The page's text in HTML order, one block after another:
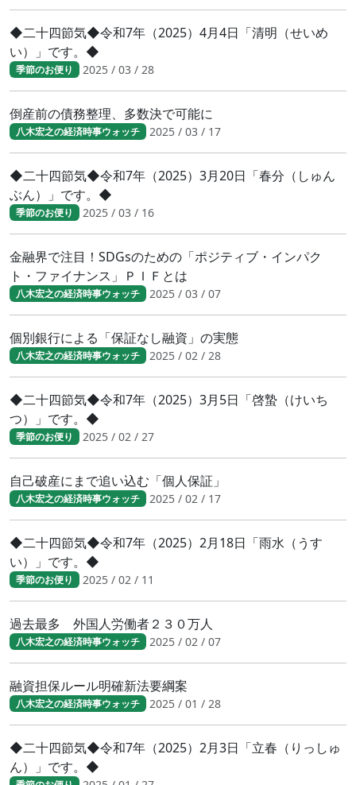
◆二十四節気◆令和7年（2025）4月4日「清明（せいめ
い）」です。◆
季節のお便り 2025 / 03 / 28
倒産前の債務整理、多数決で可能に
八木宏之の経済時事ウォッチ 2025 / 03 / 17
◆二十四節気◆令和7年（2025）3月20日「春分（しゅん
ぶん）」です。◆
季節のお便り 2025 / 03 / 16
金融界で注目！SDGsのための「ポジティブ・インパク
ト・ファイナンス」ＰＩＦとは
八木宏之の経済時事ウォッチ 2025 / 03 / 07
個別銀行による「保証なし融資」の実態
八木宏之の経済時事ウォッチ 2025 / 02 / 28
◆二十四節気◆令和7年（2025）3月5日「啓蟄（けいち
つ）」です。◆
季節のお便り 2025 / 02 / 27
自己破産にまで追い込む「個人保証」
八木宏之の経済時事ウォッチ 2025 / 02 / 17
◆二十四節気◆令和7年（2025）2月18日「雨水（うす
い）」です。◆
季節のお便り 2025 / 02 / 11
過去最多 外国人労働者２３０万人
八木宏之の経済時事ウォッチ 2025 / 02 / 07
融資担保ルール明確新法要綱案
八木宏之の経済時事ウォッチ 2025 / 01 / 28
◆二十四節気◆令和7年（2025）2月3日「立春（りっしゅ
ん）」です。◆